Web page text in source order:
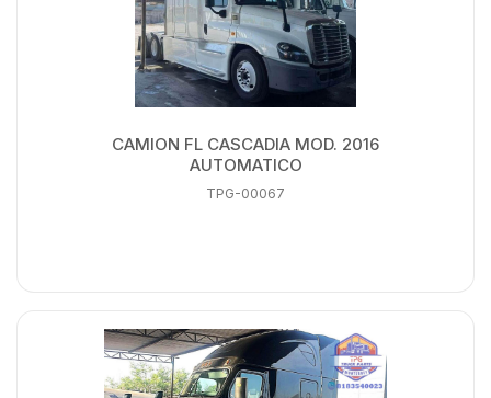
CAMION FL CASCADIA MOD. 2016
AUTOMATICO
TPG-00067